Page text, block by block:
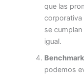
que las
corporativa
se
igual.
podemos